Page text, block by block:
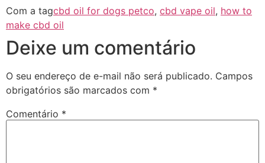
Com a tagcbd oil for dogs petco, cbd vape oil, how to
make cbd oil
Deixe um comentário
O seu endereço de e-mail não será publicado. Campos
obrigatórios são marcados com *
Comentário *